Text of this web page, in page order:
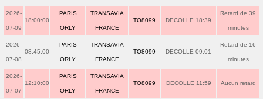
2026-
07-09
18:00:00
PARIS
ORLY
TRANSAVIA
FRANCE
TO8099 DECOLLE 18:39
Retard de 39
minutes
2026-
07-08
08:45:00
PARIS
ORLY
TRANSAVIA
FRANCE
TO8099 DECOLLE 09:01
Retard de 16
minutes
2026-
07-07
12:10:00
PARIS
ORLY
TRANSAVIA
FRANCE
TO8099 DECOLLE 11:59 Aucun retard